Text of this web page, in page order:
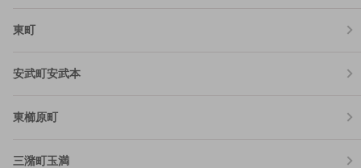
東町
安武町安武本
東櫛原町
三潴町玉満